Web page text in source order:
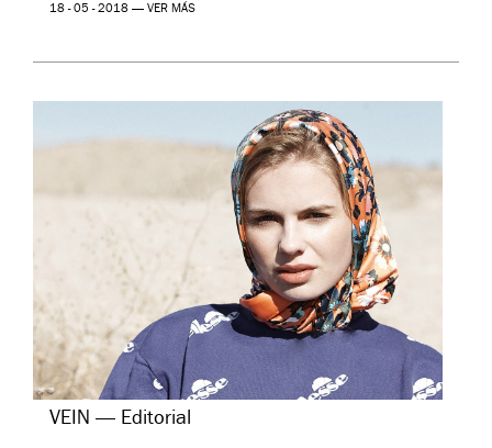
18 - 05 - 2018 — VER MÁS
VEIN — Editorial